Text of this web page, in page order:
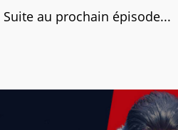
Suite au prochain épisode...